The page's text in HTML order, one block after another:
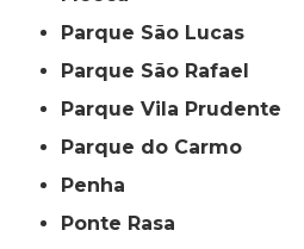
Parque São Lucas
Parque São Rafael
Parque Vila Prudente
Parque do Carmo
Penha
Ponte Rasa